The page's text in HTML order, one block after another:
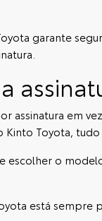
garante
assinatura em
Toyota,
o
está sempre